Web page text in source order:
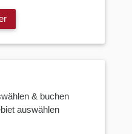
& buchen
auswählen